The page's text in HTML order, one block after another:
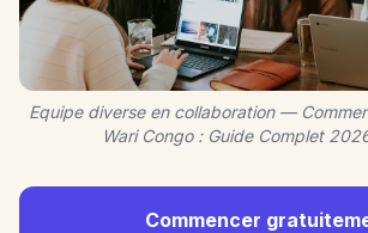
Equipe diverse en collaboration —
Wari Congo : Guide Complet
Commencer